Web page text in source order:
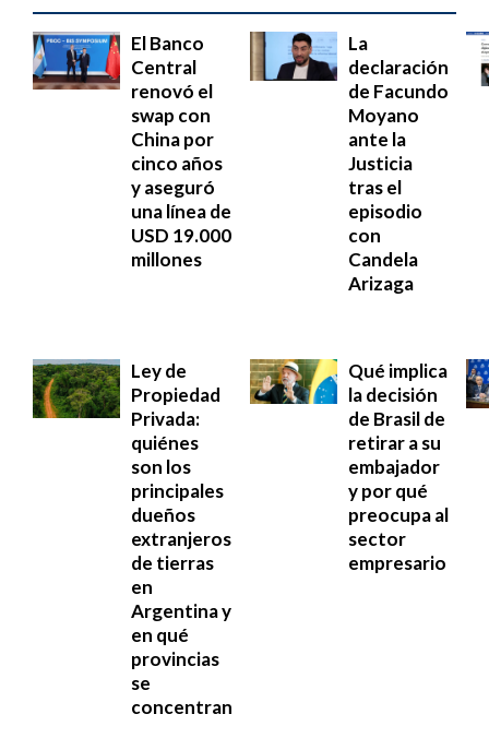
El Banco
Central
renovó el
swap con
China por
cinco años
y aseguró
una línea de
USD 19.000
millones
La
declaración
de Facundo
Moyano
ante la
Justicia
tras el
episodio
con
Candela
Arizaga
Ley de
Propiedad
Privada:
quiénes
son los
principales
dueños
extranjeros
de tierras
en
Argentina y
en qué
provincias
se
concentran
Qué implica
la decisión
de Brasil de
retirar a su
embajador
y por qué
preocupa al
sector
empresario